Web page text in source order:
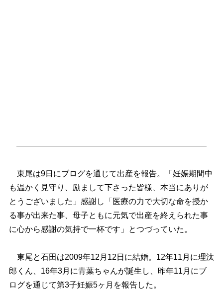
東尾は9日にブログを通じて出産を報告。「妊娠期間中
も温かく見守り、励まして下さった皆様、本当にありが
とうございました」感謝し「医療の力で大切な命を授か
る事が出来た事、母子ともに元気で出産を終えられた事
に心から感謝の気持で一杯です」とつづっていた。
東尾と石田は2009年12月12日に結婚。12年11月に理汰
郎くん、16年3月に青葉ちゃんが誕生し、昨年11月にブ
ログを通じて第3子妊娠5ヶ月を報告した。